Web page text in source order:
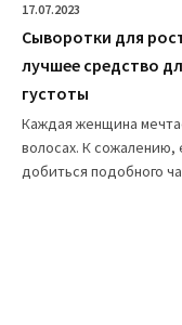
17.07.2023
Сыворотки для
лучшее средство
густоты
Каждая женщина
волосах. К сожалению,
добиться подобного